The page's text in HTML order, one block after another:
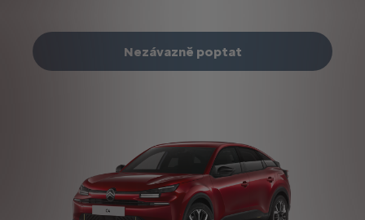
Nezávazně poptat